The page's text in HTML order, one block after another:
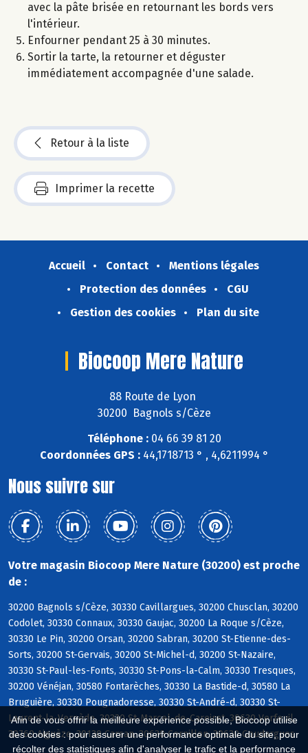
Afin de vous offrir la meilleure expérience possible, Biocoop utilise
des cookies : pour assurer une performance optimale du site, pour
récolter des statistiques afin d'analyser le trafic et la performance
avec la pâte brisée en retournant les bords vers
l'intérieur.
Enfourner pendant 25 à 30 minutes.
Sortir la tarte, la retourner et déguster
immédiatement accompagnée d'une salade.
Retour à la liste
Imprimer la recette
Accueil Contact
Mentions légales
Protection des données
CGU
Gestion des cookies
Plan du site
Biocoop Mere Nature
88 Route de Lyon
30200 Bagnols s/Cèze
Téléphone :04 66 39 81 20
Coordonnées GPS :44,1718713 ° , 4,6211994 °
Nous suivre sur
Votre magasin Biocoop Mere Nature (30200) est proche
de :
30200 Bagnols s/Cèze, 30330 Cavillargues, 30200 Chusclan, 30200
Codolet, 30330 Connaux, 30330 Gaujac, 30200 La Roque s/Cèze,
30330 Le Pin, 30200 Orsan, 30200 Sabran, 30200 St-Etienne-des-
Sorts, 30200 St-Gervais, 30200 St-Michel-d, 30200 St-Nazaire,
30330 St-Paul-les-Fonts, 30330 St-Pons-la-Calm, 30330 Tresques,
30200 Vénéjan, 30580 Fontarèches, 30330 La Bastide-d, 30580 La
Bruguière, 30330 Pougnadoresse, 30330 St-André-d, 30330 St-
Laurent-la-Vernède, 30330 St-Marcel-de-Careiret, 30630 Verfeuil,
30760 Aiguèze, 30130 Carsan, 30630 Cornillon, 30630 Goudargues